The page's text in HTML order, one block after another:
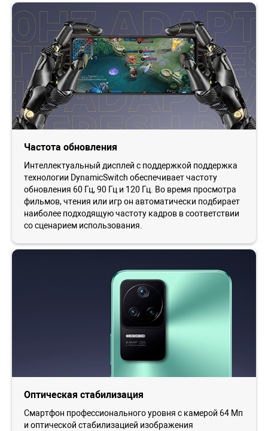
Частота обновления
Интеллектуальный дисплей с поддержкой поддержка
технологии DynamicSwitch обеспечивает частоту
обновления 60 Гц, 90 Гц и 120 Гц. Во время просмотра
фильмов, чтения или игр он автоматически подбирает
наиболее подходящую частоту кадров в соответствии
со сценарием использования.
Оптическая стабилизация
Смартфон профессионального уровня с камерой 64 Мп
и оптической стабилизацией изображения